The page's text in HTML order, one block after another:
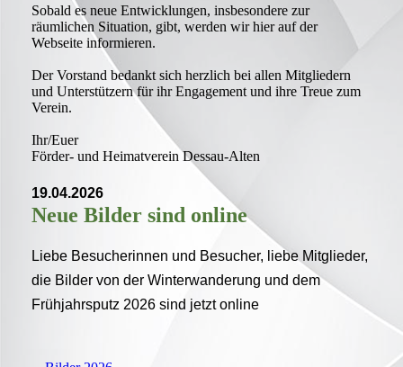
Sobald es neue Entwicklungen, insbesondere zur
räumlichen Situation, gibt, werden wir hier auf der
Webseite informieren.
Der Vorstand bedankt sich herzlich bei allen Mitgliedern
und Unterstützern für ihr Engagement und ihre Treue zum
Verein.
Ihr/Euer
Förder- und Heimatverein Dessau-Alten
19.04.2026
Neue Bilder sind online
Liebe Besucherinnen und Besucher, liebe Mitglieder,
die Bilder von der Winterwanderung und dem
Frühjahrsputz 2026 sind jetzt online